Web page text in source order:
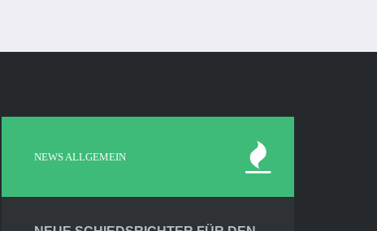
NEWS ALLGEMEIN